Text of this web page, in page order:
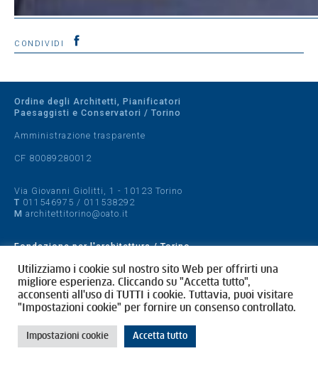
CONDIVIDI
Ordine degli Architetti, Pianificatori
Paesaggisti e Conservatori / Torino
Amministrazione trasparente
CF 80089280012
Via Giovanni Giolitti, 1 - 10123 Torino
T 011546975 / 011538292
M architettitorino@oato.it
Fondazione per l'architettura / Torino
Designed by quattrolinee.it
Cookie Policy
Privacy Policy
Utilizziamo i cookie sul nostro sito Web per offrirti una
migliore esperienza. Cliccando su "Accetta tutto",
acconsenti all'uso di TUTTI i cookie. Tuttavia, puoi visitare
"Impostazioni cookie" per fornire un consenso controllato.
Impostazioni cookie Accetta tutto